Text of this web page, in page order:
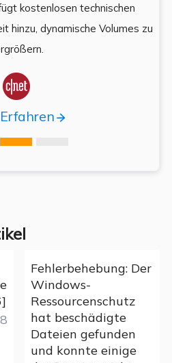
kostenlosen technischen
hinzu, dynamische Volumes zu

Fehlerbehebung: Der
Windows-
Ressourcenschutz
hat beschädigte
Dateien gefunden
und konnte einige